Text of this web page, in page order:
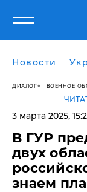
Новости
ДИАЛОГ ВОЕННОЕ
3 марта 2025,
В ГУР
двух
знаем